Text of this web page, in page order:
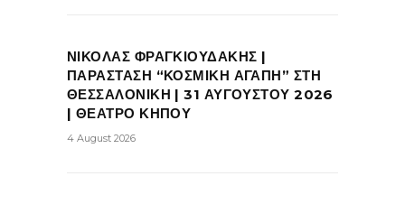
ΝΙΚΟΛΑΣ ΦΡΑΓΚΙΟΥΔΑΚΗΣ |
ΠΑΡΑΣΤΑΣΗ “ΚΟΣΜΙΚΗ ΑΓΑΠΗ” ΣΤΗ
ΘΕΣΣΑΛΟΝΙΚΗ | 31 ΑΥΓΟΥΣΤΟΥ 2026
| ΘΕΑΤΡΟ ΚΗΠΟΥ
4 August 2026